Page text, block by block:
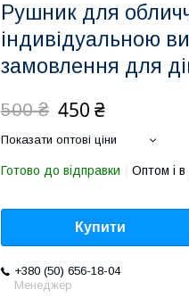
Рушник для
індивідуальною
замовлення для
500 ₴ 450 ₴
Показати оптові ціни
Готово до відправки Оптом і в
Купити
+380 (50) 656-18-04
Менеджер